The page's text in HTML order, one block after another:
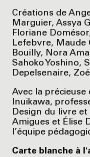
Créations de
Marguier, Assya
Floriane
Lefebvre, Maude
Bouilly, Nora
Sahoko Yoshino,
Depelsenaire,
Avec la
Inuikawa,
Design du livre
Amigues et Élise
l’équipe
Carte blanche à